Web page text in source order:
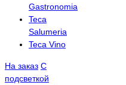
Gastronomia
Teca
Salumeria
Teca Vino
На заказ С
подсветкой